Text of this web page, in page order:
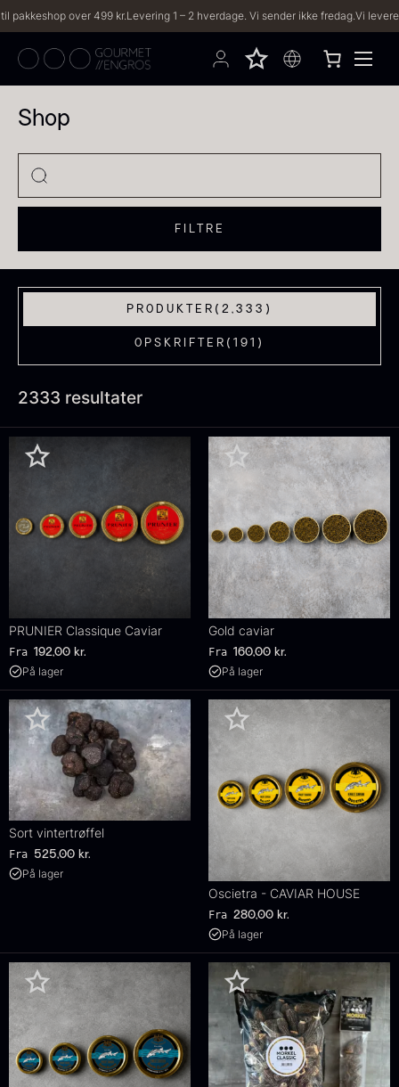
Levering 1 – 2 hverdage. Vi sender ikke fredag.Vi leverer til både private &
Shop
PRODUKTER (2,333)
OPSKRIFTER (191)
FILTRE
2333 resultater
PRUNIER Classique Caviar
Fra 192,00 kr.
På lager
Gold caviar
Fra 160,00 kr.
På lager
Sort vintertrøffel
Fra 525,00 kr.
På lager
Oscietra - CAVIAR HOUSE
Fra 280,00 kr.
På lager